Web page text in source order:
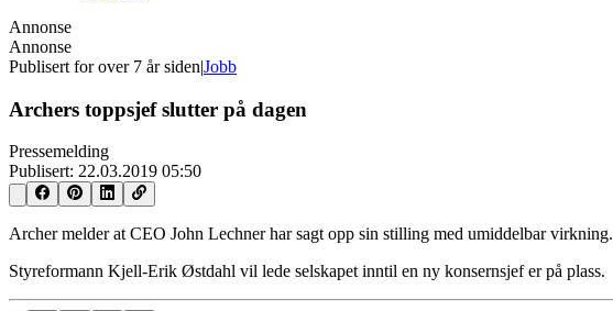
Annonse
Annonse
Publisert for over 7 år siden|Jobb
Archers toppsjef slutter på dagen
Pressemelding
Publisert: 22.03.2019 05:50
Archer melder at CEO John Lechner har sagt opp sin stilling med umiddelbar virkning.
Styreformann Kjell-Erik Østdahl vil lede selskapet inntil en ny konsernsjef er på plass.